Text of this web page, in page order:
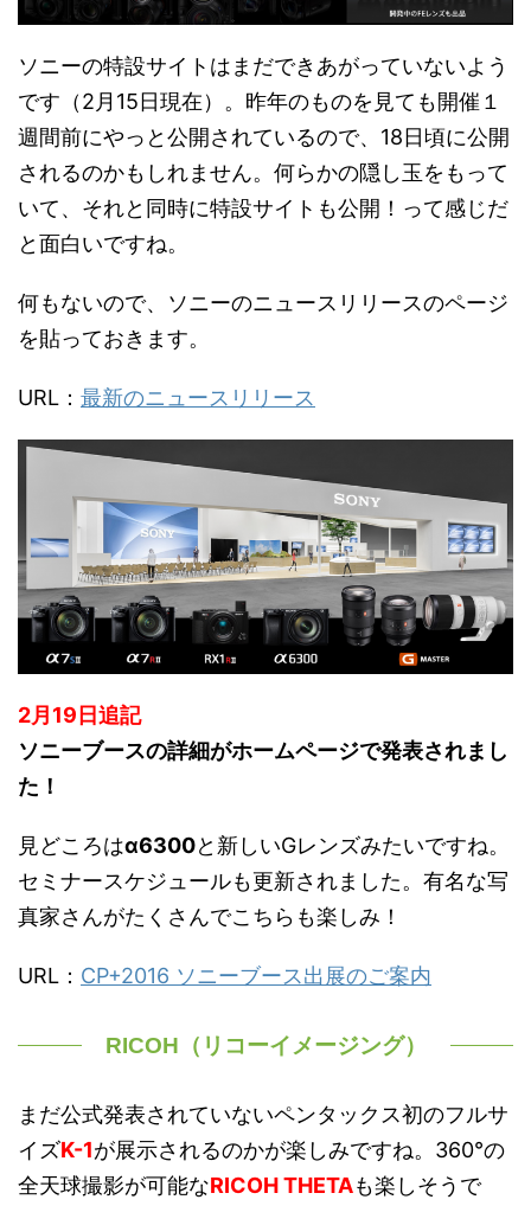
ソニーの特設サイトはまだできあがっていないよう
です（2月15日現在）。昨年のものを見ても開催１
週間前にやっと公開されているので、18日頃に公開
されるのかもしれません。何らかの隠し玉をもって
いて、それと同時に特設サイトも公開！って感じだ
と面白いですね。
何もないので、ソニーのニュースリリースのページ
を貼っておきます。
URL： 最新のニュースリリース
2月19日追記
ソニーブースの詳細がホームページで発表されまし
た！
見どころはα6300と新しいGレンズみたいですね。
セミナースケジュールも更新されました。有名な写
真家さんがたくさんでこちらも楽しみ！
URL： CP+2016 ソニーブース出展のご案内
RICOH（リコーイメージング）
まだ公式発表されていないペンタックス初のフルサ
イズK-1が展示されるのかが楽しみですね。360°の
全天球撮影が可能なRICOH THETAも楽しそうで